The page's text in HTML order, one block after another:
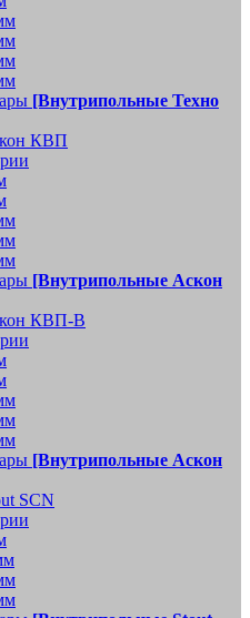
[Внутрипольные Техно
КВП
[Внутрипольные Аскон
КВП-В
[Внутрипольные Аскон
SCN